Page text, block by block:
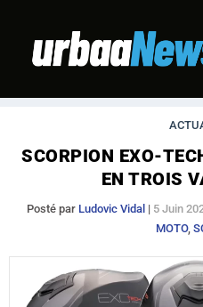
SCORPION EXO-
EN TROIS
Posté par Ludovic Vidal | 5 Juin
MOTO,